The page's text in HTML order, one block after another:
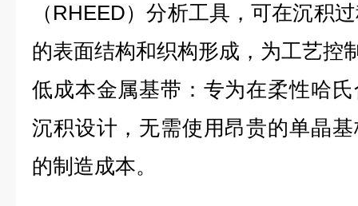
（RHEED）分析工具，可在沉积
的表面结构和织构形成，为工艺控
低成本金属基带：专为在柔性哈
沉积设计，无需使用昂贵的单晶
的制造成本。